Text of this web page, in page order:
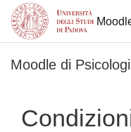
Moodle di